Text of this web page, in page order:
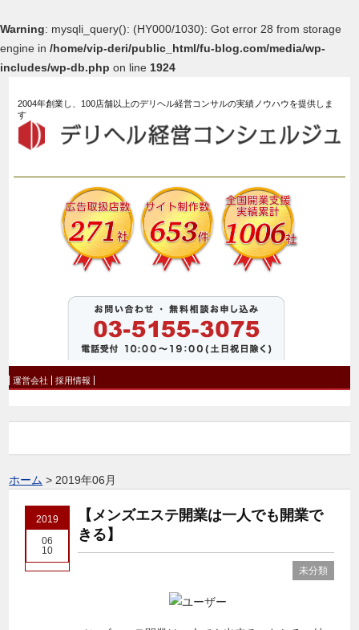
Warning: mysqli_query(): (HY000/1030): Got error 28 from storage
engine in /home/vip-deri/public_html/fu-blog.com/media/wp-
includes/wp-db.php on line 1924
2004年創業し、100店舗以上のデリヘル経営コンサルの実績ノウハウを提供しま
す
運営会社 採用情報
ホーム > 2019年06月
2019
06
10
【メンズエステ開業は一人でも開業で
きる】
未分類